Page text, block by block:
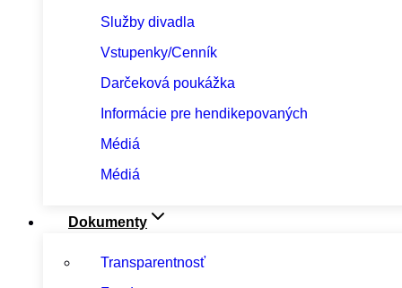
Služby divadla
Vstupenky/Cenník
Darčeková poukážka
Informácie pre hendikepovaných
Médiá
Médiá
Dokumenty
Transparentnosť